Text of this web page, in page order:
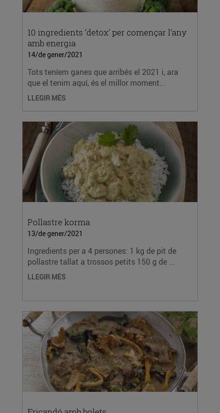
10 ingredients ‘detox’ per començar l’any
amb energia
14/de gener/2021
Tots teníem ganes que arribés el 2021 i, ara
que el tenim aquí, és el millor moment...
LLEGIR MÉS
Pollastre korma
13/de gener/2021
Ingredients per a 4 persones: 1 kg de pit de
pollastre tallat a trossos petits 150 g de ...
LLEGIR MÉS